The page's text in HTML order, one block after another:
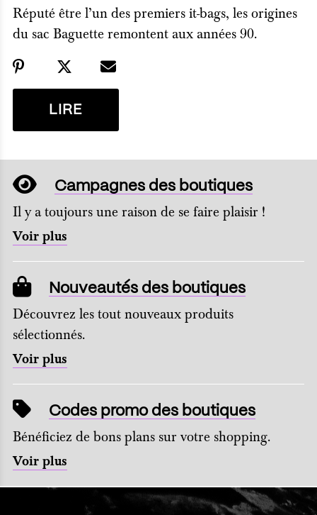
Réputé être l’un des premiers it-bags, les origines
du sac Baguette remontent aux années 90.
LIRE
Campagnes des boutiques
Il y a toujours une raison de se faire plaisir !
Voir plus
Nouveautés des boutiques
Découvrez les tout nouveaux produits
sélectionnés.
Voir plus
Codes promo des boutiques
Bénéficiez de bons plans sur votre shopping.
Voir plus